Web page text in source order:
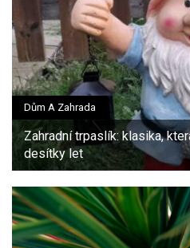
Dům A Zahrada
Zahradní trpaslík: klasika,
desítky let